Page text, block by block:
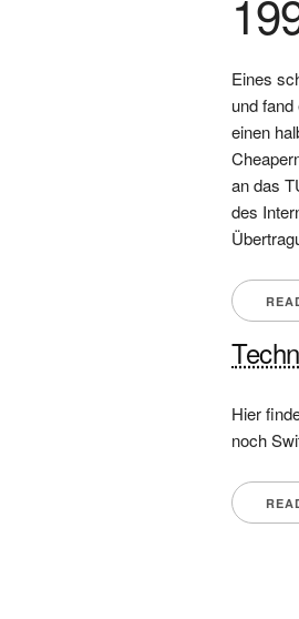
Eines
und
einen
an das
des
Hier
noch